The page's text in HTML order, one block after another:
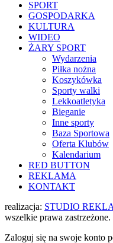
SPORT
GOSPODARKA
KULTURA
WIDEO
ŻARY SPORT
Wydarzenia
Piłka nożna
Koszykówka
Sporty walki
Lekkoatletyka
Bieganie
Inne sporty
Baza Sportowa
Oferta Klubów
Kalendarium
RED BUTTON
REKLAMA
KONTAKT
realizacja: STUDIO
wszelkie prawa zastrzeżone.
Zaloguj się na swoje konto